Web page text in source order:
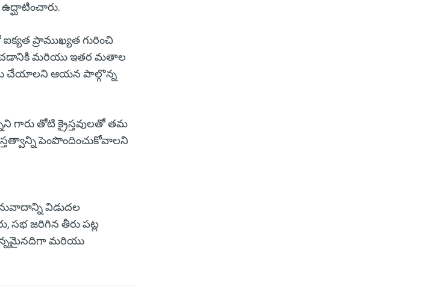
ప్రాముఖ్యత గురించి
మరియు ఇతర మతాల
చేయాలని ఆయన పాల్గొన్న
గారు తోటి క్రైస్తవులతో తమ
పెంపొందించుకోవాలని
విడుదల
సభ జరిగిన తీరు పట్ల
మరియు